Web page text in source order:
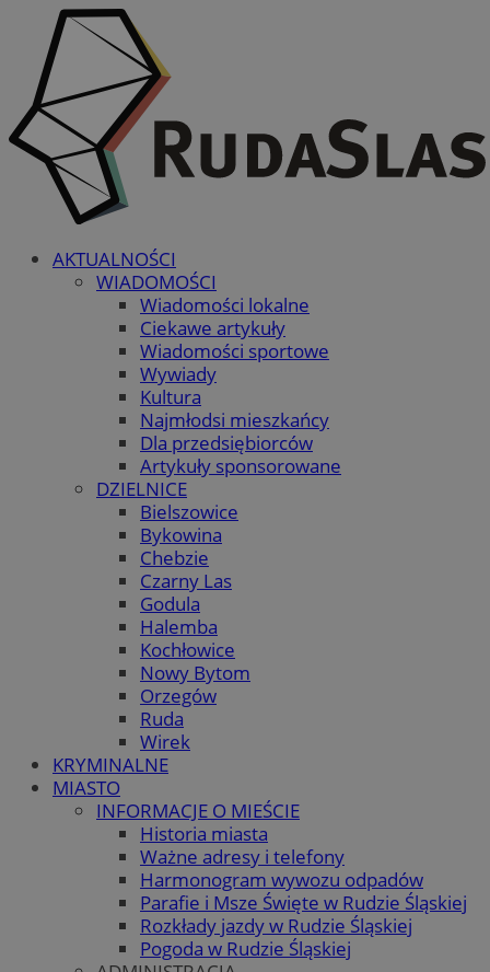
AKTUALNOŚCI
WIADOMOŚCI
Wiadomości lokalne
Ciekawe artykuły
Wiadomości sportowe
Wywiady
Kultura
Najmłodsi mieszkańcy
Dla przedsiębiorców
Artykuły sponsorowane
DZIELNICE
Bielszowice
Bykowina
Chebzie
Czarny Las
Godula
Halemba
Kochłowice
Nowy Bytom
Orzegów
Ruda
Wirek
KRYMINALNE
MIASTO
INFORMACJE O MIEŚCIE
Historia miasta
Ważne adresy i telefony
Harmonogram wywozu odpadów
Parafie i Msze Święte w Rudzie Śląskiej
Rozkłady jazdy w Rudzie Śląskiej
Pogoda w Rudzie Śląskiej